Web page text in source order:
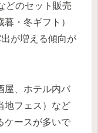
どのセット販売
・冬ギフト）
が増える傾向が
屋、ホテル内バ
地フェス）など
ケースが多いで